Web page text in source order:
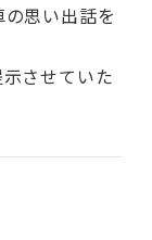
思い出話を
させていた